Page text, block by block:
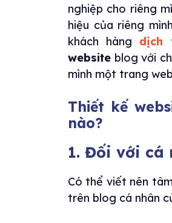
nghiệp cho riêng
hiệu của riêng
khách hàng dịch
website blog với
mình một trang
Thiết kế
nào?
1. Đối với cá
Có thể viết nên
trên blog cá nhân